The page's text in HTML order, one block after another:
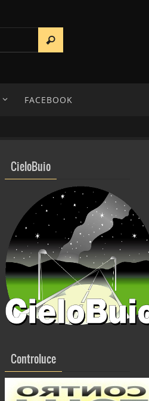
FACEBOOK
CieloBuio
Controluce